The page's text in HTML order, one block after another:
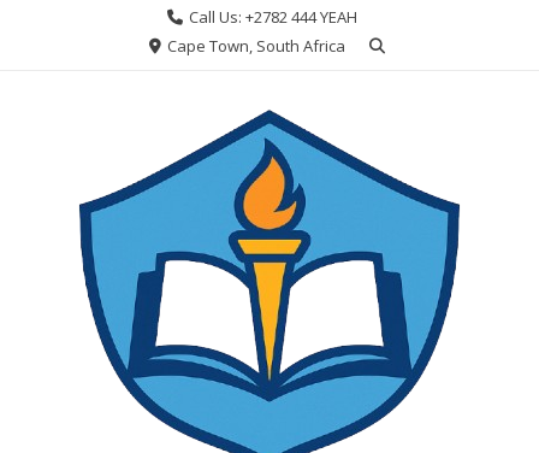
Call Us: +2782 444 YEAH
Cape Town, South Africa